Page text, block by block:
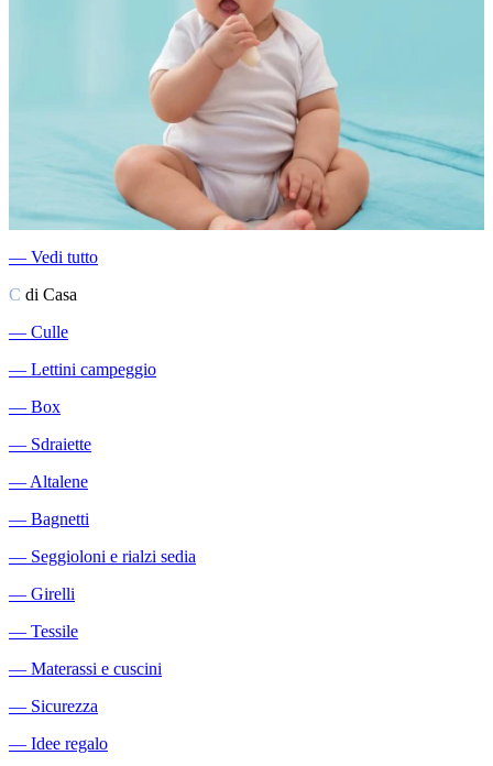
― Vedi tutto
C di Casa
― Culle
― Lettini campeggio
― Box
― Sdraiette
―Altalene
― Bagnetti
― Seggioloni e rialzi sedia
― Girelli
― Tessile
― Materassi e cuscini
― Sicurezza
― Idee regalo